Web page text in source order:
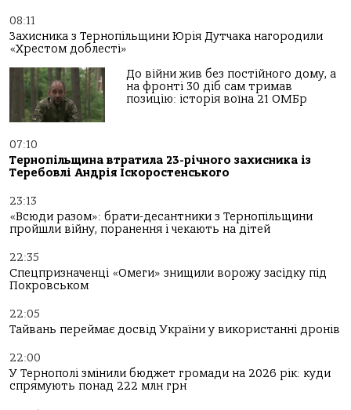
08:11
Захисника з Тернопільщини Юрія Дутчака нагородили
«Хрестом доблесті»
До війни жив без постійного дому, а
на фронті 30 діб сам тримав
позицію: історія воїна 21 ОМБр
07:10
Тернопільщина втратила 23-річного захисника із
Теребовлі Андрія Іскоростенського
23:13
«Всюди разом»: брати-десантники з Тернопільщини
пройшли війну, поранення і чекають на дітей
22:35
Спецпризначенці «Омеги» знищили ворожу засідку під
Покровськом
22:05
Тайвань переймає досвід України у використанні дронів
22:00
У Тернополі змінили бюджет громади на 2026 рік: куди
спрямують понад 222 млн грн